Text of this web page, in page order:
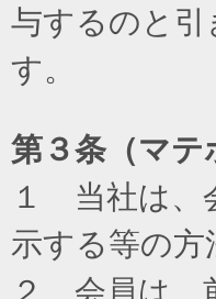
与するのと
す。
第３条（マテ
１ 当社は、
示する等の
２ 会員は、